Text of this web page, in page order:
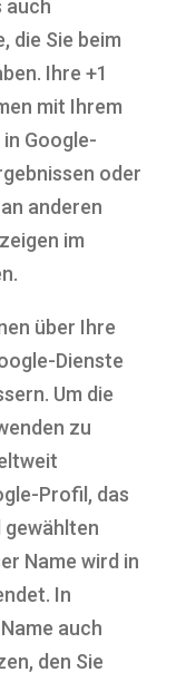
auch
die Sie beim
Ihre +1
mit Ihrem
Google-
oder
anderen
im
über Ihre
Dienste
Um die
zu
Profil, das
Name wird in
In
auch
den Sie